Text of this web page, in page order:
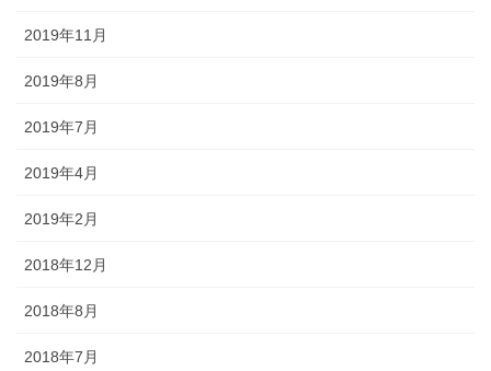
2019年11月
2019年8月
2019年7月
2019年4月
2019年2月
2018年12月
2018年8月
2018年7月